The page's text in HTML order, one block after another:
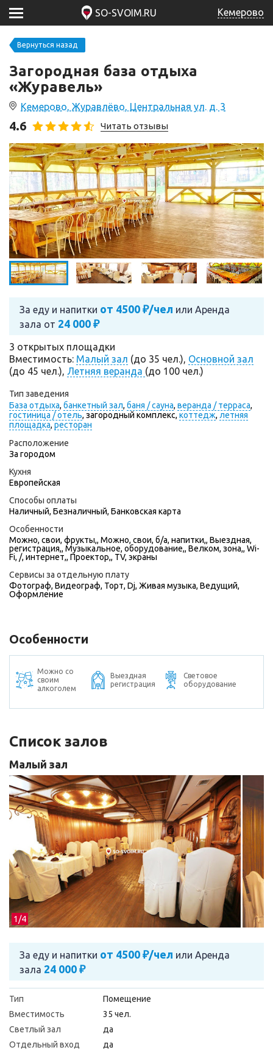
SO-SVOIM.RU Кемерово
Вернуться назад
Загородная база отдыха
«Журавель»
Кемерово, Журавлёво, Центральная ул. д. 3
4.6 Читать отзывы
За еду и напитки от 4500 ₽/чел или Аренда
зала от 24 000 ₽
3 открытых площадки
Вместимость: Малый зал (до 35 чел.), Основной зал
(до 45 чел.), Летняя веранда (до 100 чел.)
Тип заведения
База отдыха, банкетный зал, баня / сауна, веранда / терраса,
гостиница / отель, загородный комплекс, коттедж, летняя
площадка, ресторан
Расположение
За городом
Кухня
Европейская
Способы оплаты
Наличный, Безналичный, Банковская карта
Особенности
Можно, свои, фрукты,, Можно, свои, б/а, напитки,, Выездная,
регистрация,, Музыкальное, оборудование,, Велком, зона,, Wi-
Fi, /, интернет,, Проектор,, TV, экраны
Сервисы за отдельную плату
Фотограф, Видеограф, Торт, Dj, Живая музыка, Ведущий,
Оформление
Особенности
Можно со
своим
алкоголем
Выездная
регистрация
Световое
оборудование
Список залов
1/4
Малый зал
За еду и напитки от 4500 ₽/чел или Аренда
зала 24 000 ₽
Тип
Помещение
Вместимость
35 чел.
Светлый зал
да
Отдельный вход
да